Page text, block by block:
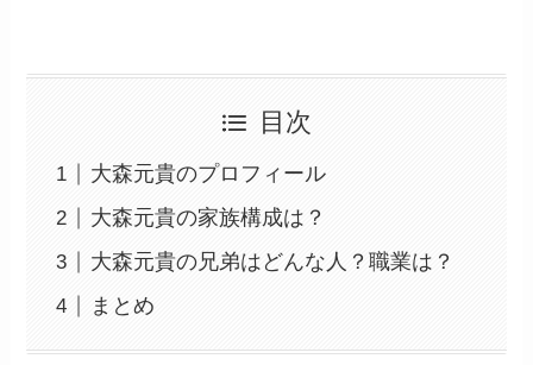
目次
大森元貴のプロフィール
大森元貴の家族構成は？
大森元貴の兄弟はどんな人？職業は？
まとめ